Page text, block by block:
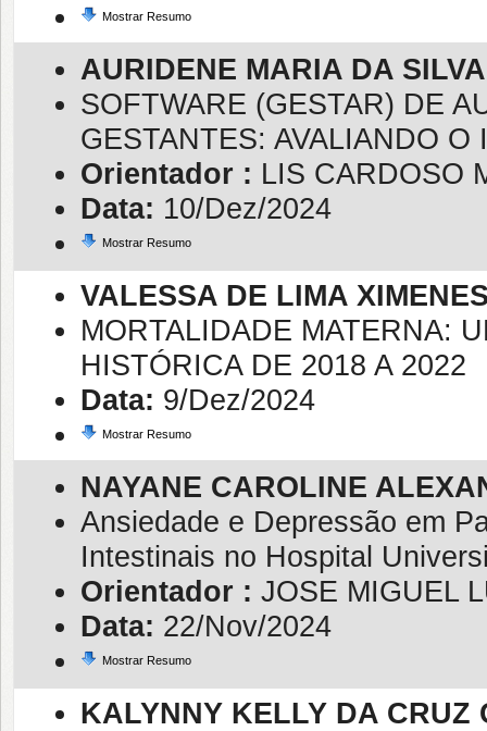
Mostrar Resumo
AURIDENE MARIA DA
SOFTWARE (GESTAR) DE
GESTANTES: AVALIANDO
Orientador : LIS CARDOSO
Data: 10/Dez/2024
Mostrar Resumo
VALESSA DE LIMA
MORTALIDADE MATERNA:
HISTÓRICA DE 2018 A 2022
Data: 9/Dez/2024
Mostrar Resumo
NAYANE CAROLINE
Ansiedade e Depressão em
Intestinais no Hospital
Orientador : JOSE MIGUEL
Data: 22/Nov/2024
Mostrar Resumo
KALYNNY KELLY DA CRUZ